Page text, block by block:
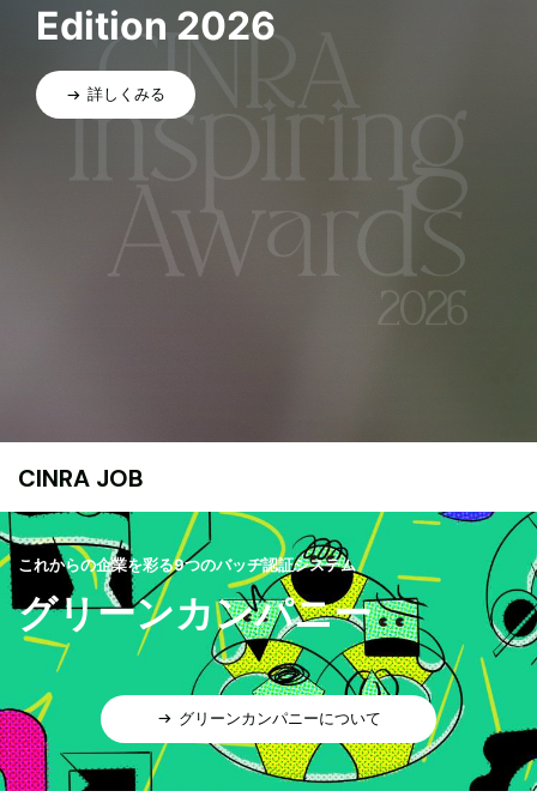
Edition 2026
詳しくみる
CINRA JOB
これからの企業を彩る9つのバッヂ認証システム
グリーンカンパニー
グリーンカンパニーについて